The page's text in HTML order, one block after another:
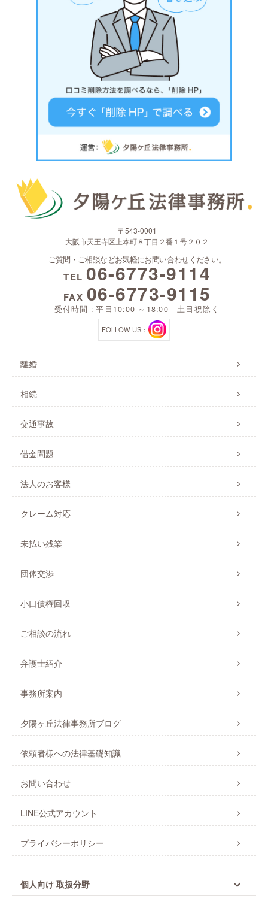
〒543-0001
大阪市天王寺区上本町８丁目２番１号２０２
ご質問・ご相談などお気軽にお問い合わせください。
TEL 06-6773-9114
FAX 06-6773-9115
受付時間 : 平日10:00 ～18:00 土日祝除く
FOLLOW US：
離婚
相続
交通事故
借金問題
法人のお客様
クレーム対応
未払い残業
団体交渉
小口債権回収
ご相談の流れ
弁護士紹介
事務所案内
夕陽ヶ丘法律事務所ブログ
依頼者様への法律基礎知識
お問い合わせ
LINE公式アカウント
プライバシーポリシー
個人向け 取扱分野